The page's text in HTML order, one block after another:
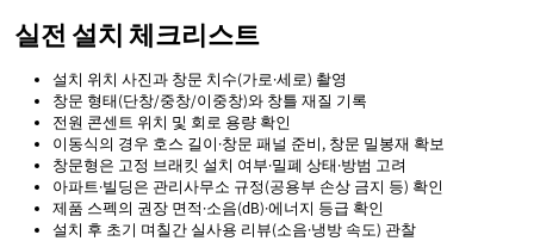
실전 설치 체크리스트
설치 위치 사진과 창문 치수(가로·세로) 촬영
창문 형태(단창/중창/이중창)와 창틀 재질 기록
전원 콘센트 위치 및 회로 용량 확인
이동식의 경우 호스 길이·창문 패널 준비, 창문 밀봉재 확보
창문형은 고정 브래킷 설치 여부·밀폐 상태·방범 고려
아파트·빌딩은 관리사무소 규정(공용부 손상 금지 등) 확인
제품 스펙의 권장 면적·소음(dB)·에너지 등급 확인
설치 후 초기 며칠간 실사용 리뷰(소음·냉방 속도) 관찰